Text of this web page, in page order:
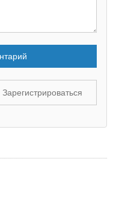
Зарегистрироваться